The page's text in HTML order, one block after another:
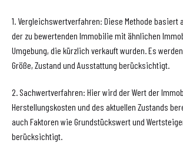
1. Vergleichswertverfahren: Diese Methode basiert
der zu bewertenden Immobilie mit ähnlichen
Umgebung, die kürzlich verkauft wurden. Es
Größe, Zustand und Ausstattung berücksichtigt.
2. Sachwertverfahren: Hier wird der Wert der
Herstellungskosten und des aktuellen Zustands
auch Faktoren wie Grundstückswert und
berücksichtigt.